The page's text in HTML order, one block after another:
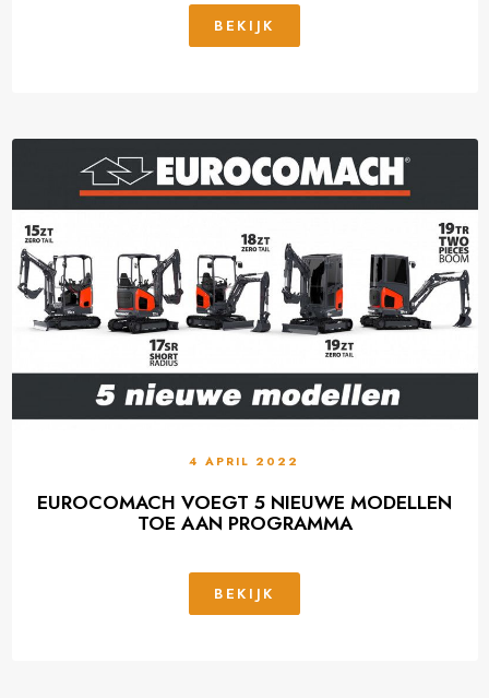
BEKIJK
4 APRIL 2022
EUROCOMACH VOEGT 5 NIEUWE MODELLEN
TOE AAN PROGRAMMA
BEKIJK